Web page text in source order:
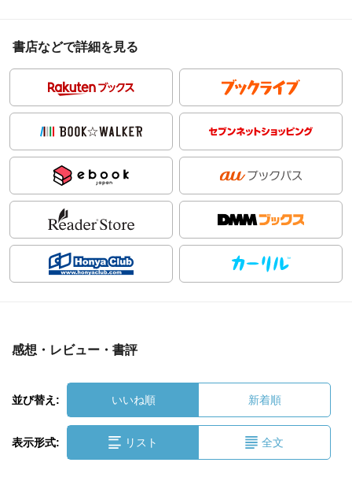
書店などで詳細を見る
感想・レビュー・書評
並び替え: いいね順 新着順
表示形式: リスト 全文